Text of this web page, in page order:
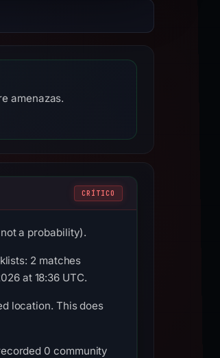
amenazas.
CRÍTICO
a probability).
2 matches
at 18:36 UTC.
location. This does
0 community